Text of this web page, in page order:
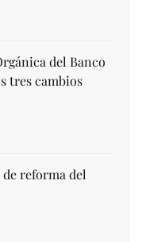
del Banco
tres cambios
reforma del